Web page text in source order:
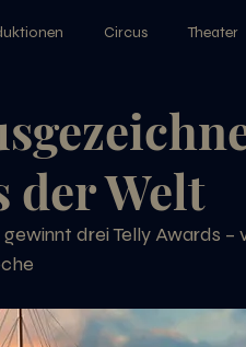
Circus Theater
der Welt
drei Telly Awards –